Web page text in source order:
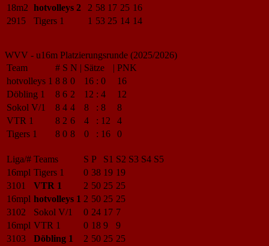
18m2 hotvolleys 2 2 58 17 25 16
2915
Tigers 1 1 53 25 14 14
WVV - u16m Platzierungsrunde (2025/2026)
Team
# S N | Sätze | PNK
hotvolleys 1 8 8 0 16 : 0
16
Döbling 1
8 6 2 12 : 4
12
Sokol V/1
8 4 4 8 : 8
8
VTR 1
8 2 6 4 : 12
4
Tigers 1
8 0 8 0 : 16 0
Liga/# Teams S P S1 S2 S3 S4 S5
16mpl Tigers 1 0 38 19 19
3101
VTR 1 2 50 25 25
16mpl hotvolleys 1 2 50 25 25
3102
Sokol V/1 0 24 17 7
16mpl VTR 1 0 18 9
9
3103
Döbling 1 2 50 25 25